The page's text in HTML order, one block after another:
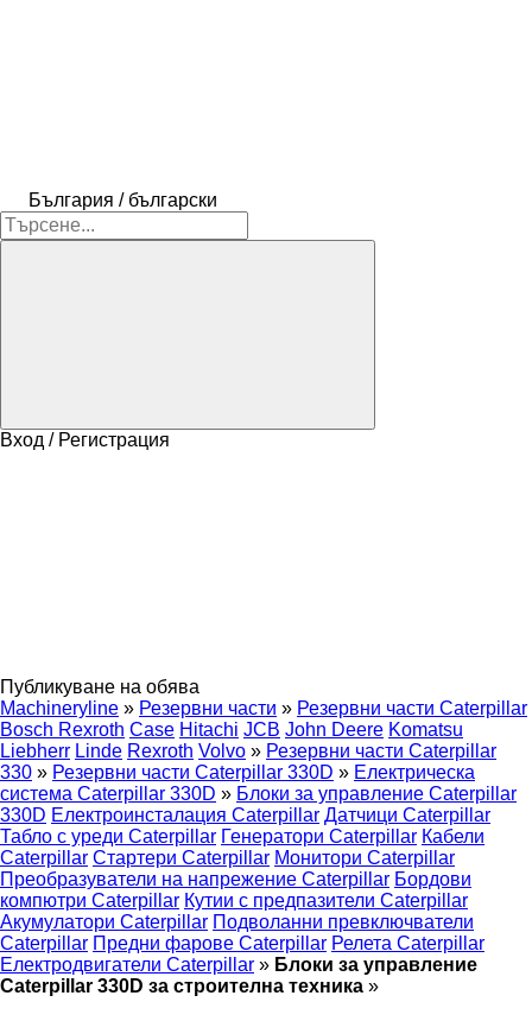
България / български
Вход / Регистрация
Публикуване на обява
Machineryline » Резервни части » Резервни части Caterpillar
Bosch Rexroth Case Hitachi JCB John Deere Komatsu
Liebherr Linde Rexroth Volvo » Резервни части Caterpillar
330 » Резервни части Caterpillar 330D » Електрическа
система Caterpillar 330D » Блоки за управление Caterpillar
330D Електроинсталация Caterpillar Датчици Caterpillar
Табло с уреди Caterpillar Генератори Caterpillar Кабели
Caterpillar Стартери Caterpillar Монитори Caterpillar
Преобразуватели на напрежение Caterpillar Бордови
компютри Caterpillar Кутии с предпазители Caterpillar
Акумулатори Caterpillar Подволанни превключватели
Caterpillar Предни фарове Caterpillar Релета Caterpillar
Електродвигатели Caterpillar » Блоки за управление
Caterpillar 330D за строителна техника »